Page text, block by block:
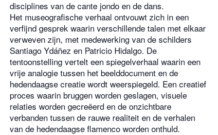
disciplines van de cante jondo en de dans.
Het museografische verhaal ontvouwt zich in een
verfijnd gesprek waarin verschillende talen met elkaar
verweven zijn, met medewerking van de schilders
Santiago Ydáñez en Patricio Hidalgo. De
tentoonstelling vertelt een spiegelverhaal waarin een
vrije analogie tussen het beelddocument en de
hedendaagse creatie wordt weerspiegeld. Een creatief
proces waarin bruggen worden geslagen, visuele
relaties worden gecreëerd en de onzichtbare
verbanden tussen de rauwe realiteit en de verhalen
van de hedendaagse flamenco worden onthuld.